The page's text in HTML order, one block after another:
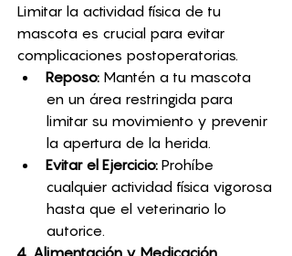
Limitar la actividad física de tu
mascota es crucial para evitar
complicaciones postoperatorias.
Reposo: Mantén a tu mascota
en un área restringida para
limitar su movimiento y prevenir
la apertura de la herida.
Evitar el Ejercicio: Prohíbe
cualquier actividad física vigorosa
hasta que el veterinario lo
autorice.
4. Alimentación y Medicación